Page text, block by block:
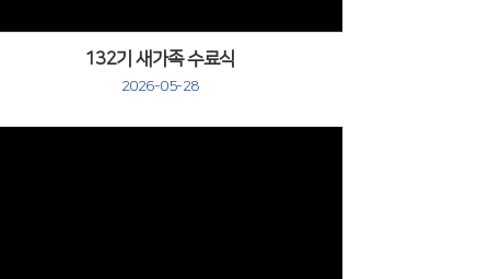
132기 새가족 수료식
2026-05-28